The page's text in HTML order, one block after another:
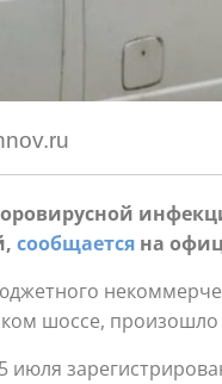
сообщается на
шоссе, произошло